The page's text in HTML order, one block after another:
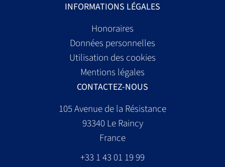
INFORMATIONS LÉGALES
Honoraires
Données personnelles
Utilisation des cookies
Mentions légales
CONTACTEZ-NOUS
105 Avenue de la Résistance
93340Le Raincy
France
+33 1 43 01 19 99